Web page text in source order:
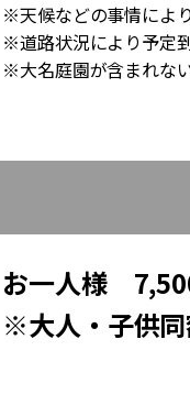
※天候などの事情によ
※道路状況により予定
※大名庭園が含まれな
お一人様
※大人・子供